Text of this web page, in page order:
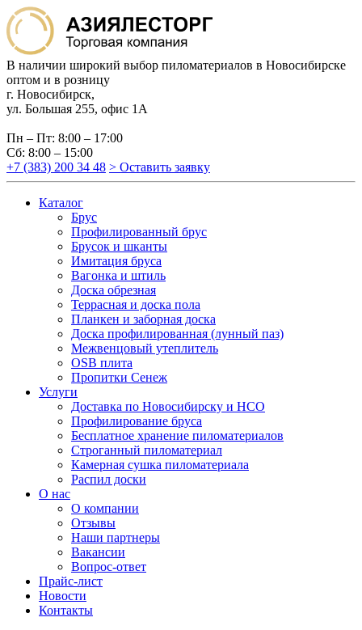
В наличии широкий выбор пиломатериалов в Новосибирске
оптом и в розницу
г. Новосибирск,
ул. Большая 255, офис 1А
Пн – Пт: 8:00 – 17:00
Сб: 8:00 – 15:00
+7 (383) 200 34 48 > Оставить заявку
Каталог
Брус
Профилированный брус
Брусок и шканты
Имитация бруса
Вагонка и штиль
Доска обрезная
Террасная и доска пола
Планкен и заборная доска
Доска профилированная (лунный паз)
Межвенцовый утеплитель
OSB плита
Пропитки Сенеж
Услуги
Доставка по Новосибирску и НСО
Профилирование бруса
Бесплатное хранение пиломатериалов
Строганный пиломатериал
Камерная сушка пиломатериала
Распил доски
О нас
О компании
Отзывы
Наши партнеры
Вакансии
Вопрос-ответ
Прайс-лист
Новости
Контакты